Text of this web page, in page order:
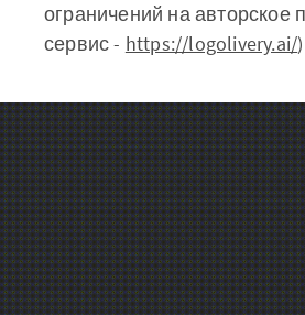
ограничений на авторское
сервис - https://logolivery.ai/)